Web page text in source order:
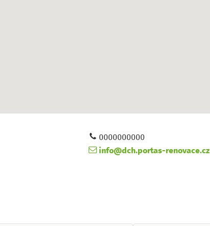
0000000000
info@dch.portas-renovace.cz